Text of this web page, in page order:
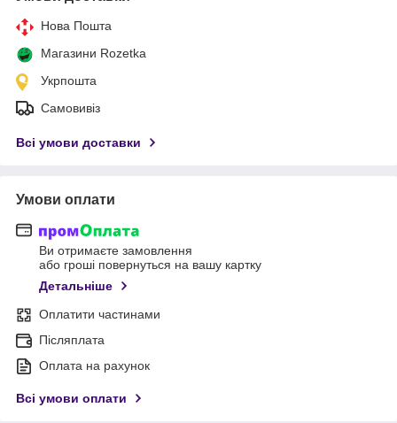
Нова Пошта
Магазини Rozetka
Укрпошта
Самовивіз
Всі умови доставки
Умови оплати
Ви отримаєте замовлення
або гроші повернуться на вашу картку
Детальніше
Оплатити частинами
Післяплата
Оплата на рахунок
Всі умови оплати